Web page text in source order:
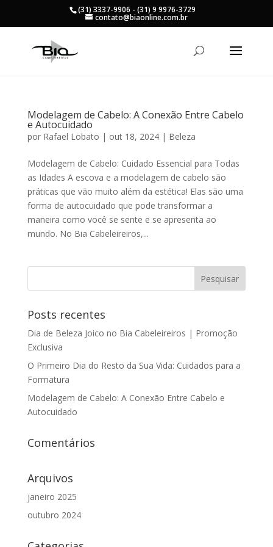
(31) 3337-9906 - (31) 9 9976-3729
contato@biaonline.com.br
Modelagem de Cabelo: A Conexão Entre Cabelo
e Autocuidado
por Rafael Lobato | out 18, 2024| Beleza
Modelagem de Cabelo: Cuidado Essencial para Todas
as Idades A escova e a modelagem de cabelo são
práticas que vão muito além da estética! Elas são uma
forma de autocuidado que pode transformar a
maneira como você se sente e se apresenta ao
mundo. No Bia Cabeleireiros,...
Posts recentes
Dia de Beleza Joico no Bia Cabeleireiros | Promoção
Exclusiva
O Primeiro Dia do Resto da Sua Vida: Cuidados para a
Formatura
Modelagem de Cabelo: A Conexão Entre Cabelo e
Autocuidado
Comentários
Arquivos
janeiro 2025
outubro 2024